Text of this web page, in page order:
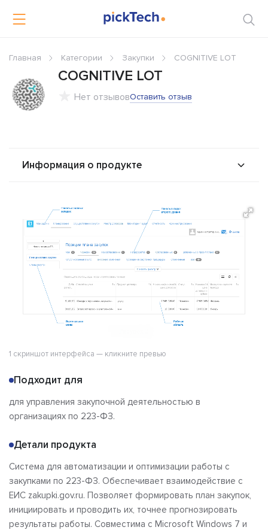
Главная Категории Закупки COGNITIVE LOT
COGNITIVE LOT
Нет отзывовОставить отзыв
Информация о продукте
Альтернативы
Сравнения
1 скриншот интерфейса — кликните превью
Подходит для
для управления закупочной деятельностью в
организациях по 223-ФЗ.
Детали продукта
Система для автоматизации и оптимизации работы с
закупками по 223-ФЗ. Обеспечивает взаимодействие с
ЕИС zakupki.gov.ru. Позволяет формировать план закупок,
инициировать и проводить их, точнее прогнозировать
результаты работы. Совместима с Microsoft Windows 7 и